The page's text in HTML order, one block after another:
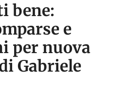
bene:
e
per nuova
Gabriele